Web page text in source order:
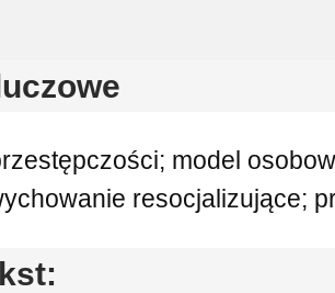
model
resocjalizujące;